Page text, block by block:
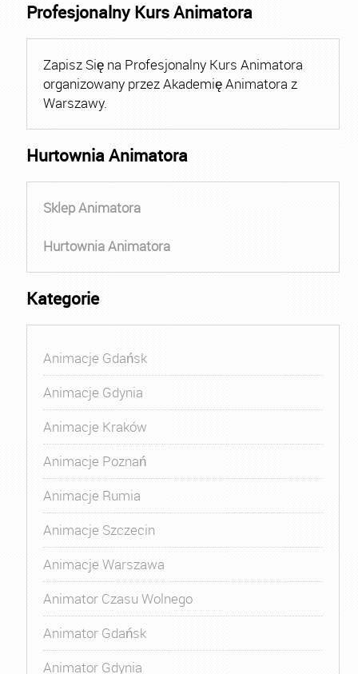
Profesjonalny Kurs Animatora
Zapisz Się na Profesjonalny Kurs Animatora
organizowany przez Akademię Animatora z
Warszawy.
Hurtownia Animatora
Sklep Animatora
Hurtownia Animatora
Kategorie
Animacje Gdańsk
Animacje Gdynia
Animacje Kraków
Animacje Poznań
Animacje Rumia
Animacje Szczecin
Animacje Warszawa
Animator Czasu Wolnego
Animator Gdańsk
Animator Gdynia